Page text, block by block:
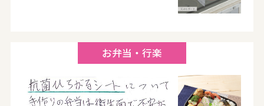
お弁当・行楽